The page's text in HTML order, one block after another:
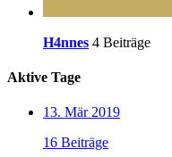
H4nnes 4 Beiträge
Aktive Tage
13. Mär 2019
16 Beiträge